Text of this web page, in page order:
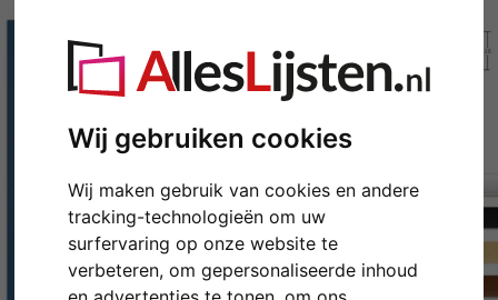
Wij gebruiken cookies
Wij maken gebruik van cookies en andere
tracking-technologieën om uw
surfervaring op onze website te
verbeteren, om gepersonaliseerde inhoud
Terug